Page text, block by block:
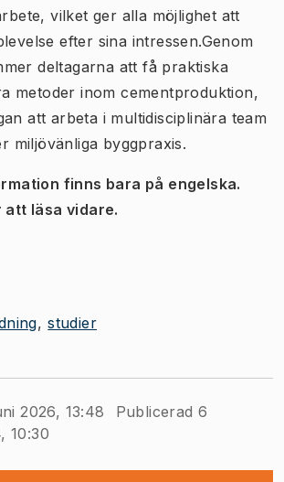
vilket ger alla möjlighet att
efter sina intressen.Genom
deltagarna att få praktiska
metoder inom cementproduktion,
att arbeta i multidisciplinära team
miljövänliga byggpraxis.
finns bara på engelska.
läsa vidare.
studier
2026, 13:48
Publicerad 6
10:30